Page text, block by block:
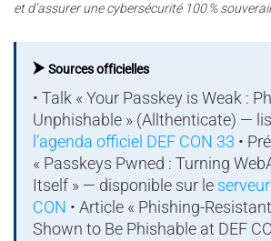
et d’assurer une cybersécurité 100 %
⮞ Sources officielles
• Talk « Your Passkey is Weak :
Unphishable » (Allthenticate) —
l’agenda officiel DEF CON 33 •
« Passkeys Pwned : Turning
Itself » — disponible sur le
CON • Article « Phishing-
Shown to Be Phishable at DEF